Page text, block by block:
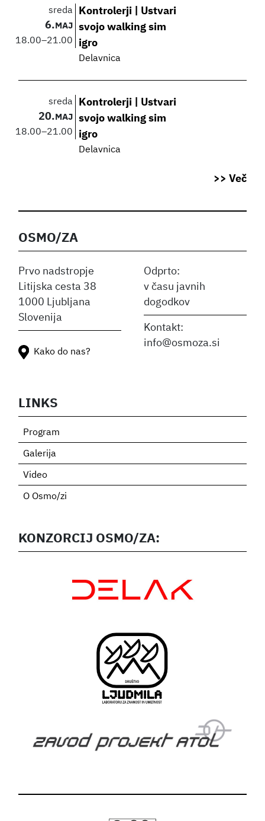
sreda
6. MAJ
18.00–21.00
Kontrolerji | Ustvari
svojo walking sim
igro
Delavnica
sreda
20. MAJ
18.00–21.00
Kontrolerji | Ustvari
svojo walking sim
igro
Delavnica
>> Več
OSMO/ZA
Prvo nadstropje
Litijska cesta 38
1000 Ljubljana
Slovenija
Odprto:
v času javnih
dogodkov
Kontakt:
info@osmoza.si
LINKS
Program
Galerija
Video
O Osmo/zi
KONZORCIJ OSMO/ZA:
Kako do nas?